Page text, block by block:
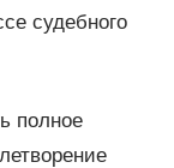
судебного
полное